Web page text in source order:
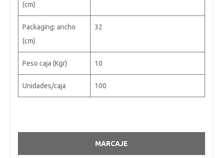
(cm)
Packaging: ancho
(cm)
32
Peso caja (Kgr) 10
Unidades/caja 100
MARCAJE